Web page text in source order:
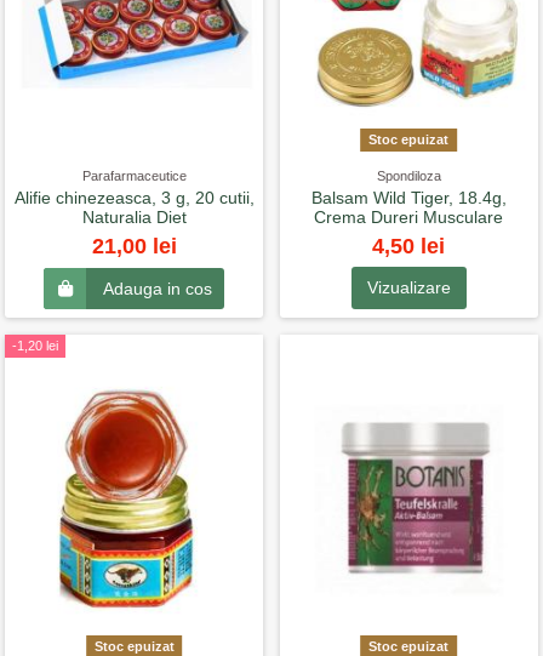
Parafarmaceutice
Alifie chinezeasca, 3 g, 20 cutii,
Naturalia Diet
21,00 lei
Adauga in cos
Stoc epuizat
Spondiloza
Balsam Wild Tiger, 18.4g,
Crema Dureri Musculare
4,50 lei
Vizualizare
-1,20 lei
Stoc epuizat Stoc epuizat